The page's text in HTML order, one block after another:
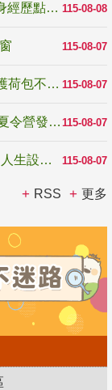
115-08-08
教育家人物典範 發明大王林永禎教授 用自身經歷點亮學生的路
115-08-07
115-08-07
反詐騙宣導_防詐有道，霹靂布袋戲陪你守護荷包不受騙
115-08-07
跨越限制，探索潛能！115年多元潛能發展夏令營發掘生命無限可能
115-08-07
高齡不是終點而是夢想起點！教育部打造「人生設計夢工場」 參展第3屆高齡健康產業博覽會
RSS 更多